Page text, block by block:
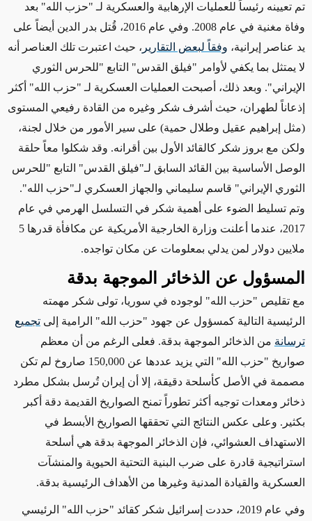
تم تعيينه رئيساً للعمليات الإرهابية والعسكرية لـ "حزب الله" بعد
وفاة مغنية في عام 2008.
وفي عام 2016، قُتل بدر الدين أيضاً على
يد عناصر إيرانية، وفقاً لبعض التقارير ، حيث اعتبرت تلك العناصر أنه
لا يمتثل بما يكفي لأوامر "فيلق القدس" التابع "للحرس الثوري
الإيراني". وبعد ذلك، أصبحت العمليات العسكرية لـ "حزب الله" أكثر
إذعاناً لطهران، حيث أشرف شكر وغيره من القادة رفيعي المستوى
(مثل إبراهيم عقيل وطلال حمية) على سير الأمور من خلال لجنة،
ولكن مع بروز شكر كالقائد الأول بين أقرانه. وقد شكلوا معاً حلقة
الوصل الأساسية بين القائد السابق لـ"فيلق القدس" التابع "للحرس
الثوري الإيراني" قاسم سليماني والجهاز العسكري لـ"حزب الله".
وتم تسليط الضوء على أهمية شكر في التسلسل الهرمي في عام
2017، عندما أعلنت وزارة الخارجية الأمريكية عن مكافأة قدرها 5
ملايين دولار لمن يدلي بمعلومات عن مكان تواجده.
المسؤول عن الذخائر الموجهة بدقة
مع تقليص "حزب الله" لوجوده في سوريا، تولى شكر مهمته
الرئيسية التالية كمسؤول عن جهود "حزب الله" الرامية إلى تجميع
ترسانة من الذخائر الموجهة بدقة. فعلى الرغم من أن معظم
صواريخ "حزب الله" التي يزيد عددها عن 150,000 صاروخ لم تكن
مصممة في الأصل كأسلحة دقيقة، إلا أن إيران تُرسل بشكل مطرد
ذخائر ومعدات توجيه أكثر تطوراً تمنح الصواريخ القديمة دقة أكبر
بكثير. وعلى عكس النتائج التي تحققها الصواريخ الأبسط في
الاستهداف العشوائي، فإن الذخائر الموجهة بدقة هي أسلحة
استراتيجية قادرة على ضرب البنية التحتية الحيوية والمنشآت
العسكرية والقيادة المدنية وغيرها من الأهداف الرئيسية بدقة.
وفي عام 2019، حددت إسرائيل شكر كقائد "حزب الله" الرئيسي